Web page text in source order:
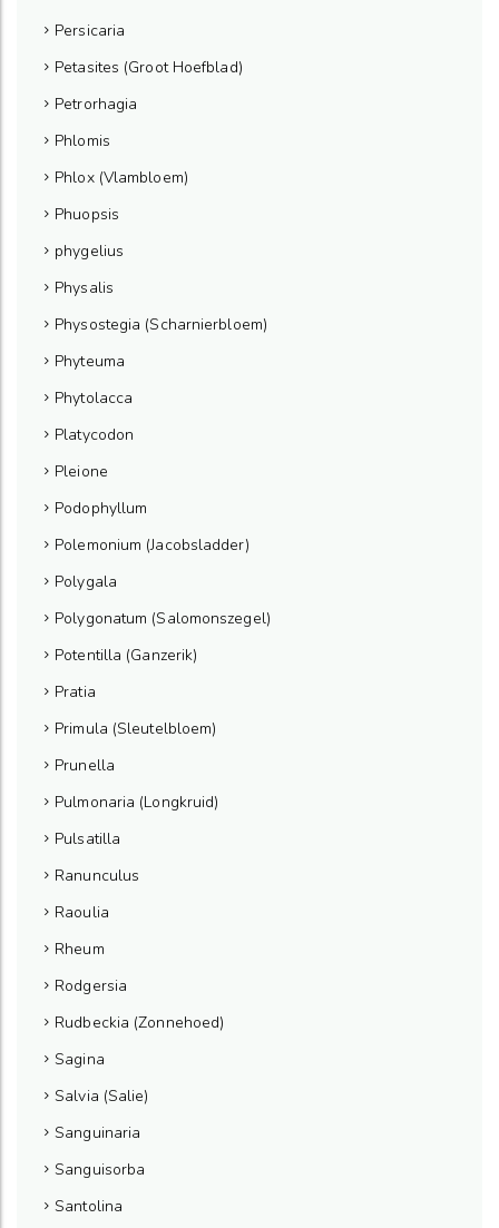
Persicaria
Petasites (Groot Hoefblad)
Petrorhagia
Phlomis
Phlox (Vlambloem)
Phuopsis
phygelius
Physalis
Physostegia (Scharnierbloem)
Phyteuma
Phytolacca
Platycodon
Pleione
Podophyllum
Polemonium (Jacobsladder)
Polygala
Polygonatum (Salomonszegel)
Potentilla (Ganzerik)
Pratia
Primula (Sleutelbloem)
Prunella
Pulmonaria (Longkruid)
Pulsatilla
Ranunculus
Raoulia
Rheum
Rodgersia
Rudbeckia (Zonnehoed)
Sagina
Salvia (Salie)
Sanguinaria
Sanguisorba
Santolina